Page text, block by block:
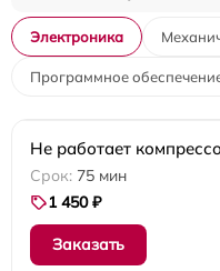
Электроника
Программное
Не работает
75 мин
1 450 ₽
Заказать